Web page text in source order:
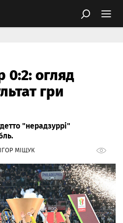
0:2: огляд
гри
"нерадзуррі"
ІГОР МІЩУК